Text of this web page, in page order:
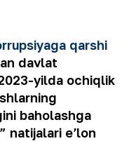
qarshi
davlat
yilda ochiqlik
baholashga
natijalari eʼlon